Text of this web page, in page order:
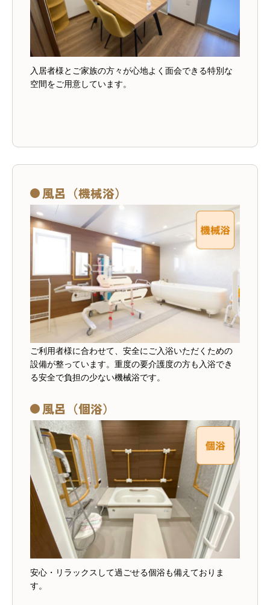
入居者様とご家族の方々が心地よく面会できる特別な
空間をご用意しています。
風呂（機械浴）
ご利用者様に合わせて、安全にご入浴いただくための
設備が整っています。重度の要介護度の方も入浴でき
る安全で負担の少ない機械浴です。
風呂（個浴）
安心・リラックスして過ごせる個浴も備えておりま
す。